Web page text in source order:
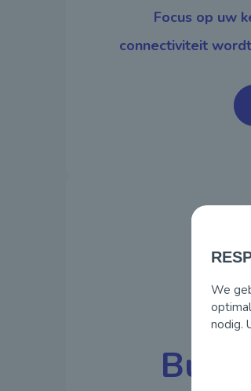
Focus op uw
connectiviteit
We
nodig.